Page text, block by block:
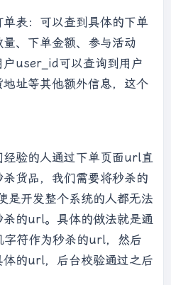
表：可以查到具体的下单
、下单金额、参与活动
user_id可以查询到用户
址等其他额外信息，这个
经验的人通过下单页面url直
货品，我们需要将秒杀的
是开发整个系统的人都无法
的url。具体的做法就是通
符作为秒杀的url，然后
体的url，后台校验通过之后